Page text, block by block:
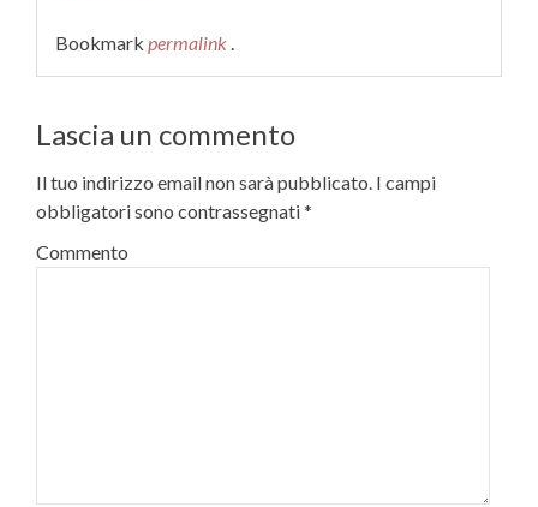
Bookmark permalink .
Lascia un commento
Il tuo indirizzo email non sarà pubblicato. I campi
obbligatori sono contrassegnati*
Commento